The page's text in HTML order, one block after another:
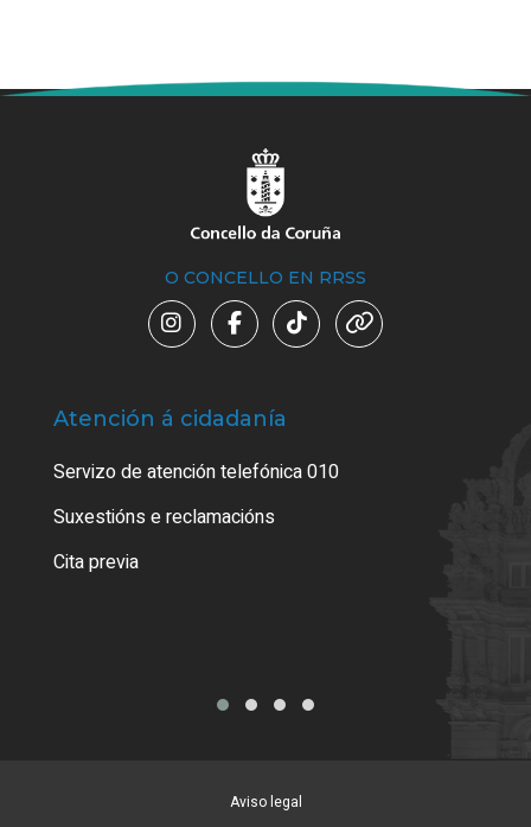
O CONCELLO EN RRSS
Atención á cidadanía
Servizo de atención telefónica 010
Suxestións e reclamacións
Cita previa
Aviso legal